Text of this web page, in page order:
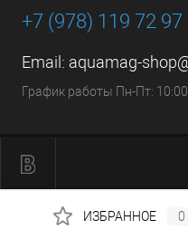
+7 (978) 119 72 97
Email: aquamag-
График работы Пн-Пт:
ИЗБРАННОЕ 0